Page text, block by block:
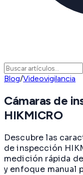
Blog/Videovigilancia
Cámaras de
HIKMICRO
Descubre las
de inspección
medición rápida
y enfoque manual